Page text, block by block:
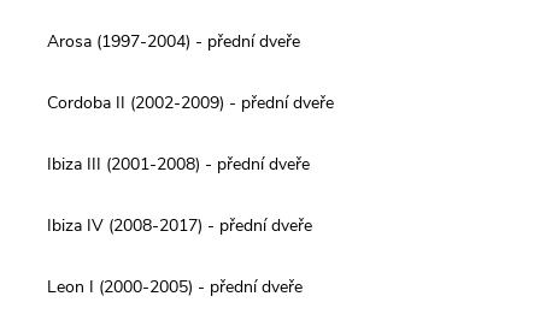
Arosa (1997-2004) - přední dveře
Cordoba II (2002-2009) - přední dveře
Ibiza III (2001-2008) - přední dveře
Ibiza IV (2008-2017) - přední dveře
Leon I (2000-2005) - přední dveře